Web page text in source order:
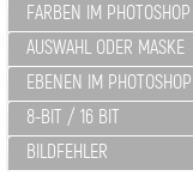
FARBEN IM PHOTOSHOP
AUSWAHL ODER MASKE
EBENEN IM PHOTOSHOP
8-BIT / 16 BIT
BILDFEHLER